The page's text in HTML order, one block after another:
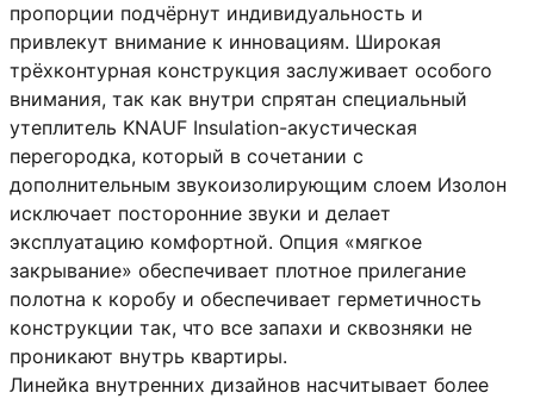
пропорции подчёрнут индивидуальность и
привлекут внимание к инновациям. Широкая
трёхконтурная конструкция заслуживает особого
внимания, так как внутри спрятан специальный
утеплитель KNAUF Insulation-акустическая
перегородка, который в сочетании с
дополнительным звукоизолирующим слоем Изолон
исключает посторонние звуки и делает
эксплуатацию комфортной. Опция «мягкое
закрывание» обеспечивает плотное прилегание
полотна к коробу и обеспечивает герметичность
конструкции так, что все запахи и сквозняки не
проникают внутрь квартиры.
Линейка внутренних дизайнов насчитывает более